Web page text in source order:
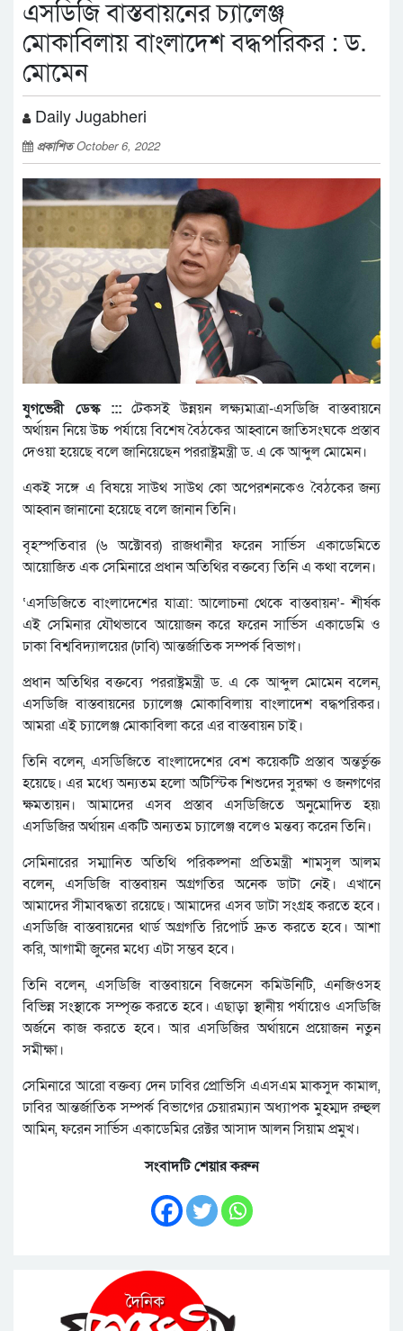
এসডিজি বাস্তবায়নের চ্যালেঞ্জ
মোকাবিলায় বাংলাদেশ বদ্ধপরিকর : ড.
মোমেন
Daily Jugabheri
প্রকাশিতOctober 6, 2022
যুগভেরী ডেস্ক ::: টেকসই উন্নয়ন লক্ষ্যমাত্রা-এসডিজি বাস্তবায়নে
অর্থায়ন নিয়ে উচ্চ পর্যায়ে বিশেষ বৈঠকের আহ্বানে জাতিসংঘকে প্রস্তাব
দেওয়া হয়েছে বলে জানিয়েছেন পররাষ্ট্রমন্ত্রী ড. এ কে আব্দুল মোমেন।
একই সঙ্গে এ বিষয়ে সাউথ সাউথ কো অপেরশনকেও বৈঠকের জন্য
আহ্বান জানানো হয়েছে বলে জানান তিনি।
বৃহস্পতিবার (৬ অক্টোবর) রাজধানীর ফরেন সার্ভিস একাডেমিতে
আয়োজিত এক সেমিনারে প্রধান অতিথির বক্তব্যে তিনি এ কথা বলেন।
‘এসডিজিতে বাংলাদেশের যাত্রা: আলোচনা থেকে বাস্তবায়ন’- শীর্ষক
এই সেমিনার যৌথভাবে আয়োজন করে ফরেন সার্ভিস একাডেমি ও
ঢাকা বিশ্ববিদ্যালয়ের (ঢাবি) আন্তর্জাতিক সম্পর্ক বিভাগ।
প্রধান অতিথির বক্তব্যে পররাষ্ট্রমন্ত্রী ড. এ কে আব্দুল মোমেন বলেন,
এসডিজি বাস্তবায়নের চ্যালেঞ্জ মোকাবিলায় বাংলাদেশ বদ্ধপরিকর।
আমরা এই চ্যালেঞ্জ মোকাবিলা করে এর বাস্তবায়ন চাই।
তিনি বলেন, এসডিজিতে বাংলাদেশের বেশ কয়েকটি প্রস্তাব অন্তর্ভুক্ত
হয়েছে। এর মধ্যে অন্যতম হলো অটিস্টিক শিশুদের সুরক্ষা ও জনগণের
ক্ষমতায়ন। আমাদের এসব প্রস্তাব এসডিজিতে অনুমোদিত হয়৷
এসডিজির অর্থায়ন একটি অন্যতম চ্যালেঞ্জ বলেও মন্তব্য করেন তিনি।
সেমিনারের সম্মানিত অতিথি পরিকল্পনা প্রতিমন্ত্রী শামসুল আলম
বলেন, এসডিজি বাস্তবায়ন অগ্রগতির অনেক ডাটা নেই। এখানে
আমাদের সীমাবদ্ধতা রয়েছে। আমাদের এসব ডাটা সংগ্রহ করতে হবে।
এসডিজি বাস্তবায়নের থার্ড অগ্রগতি রিপোর্ট দ্রুত করতে হবে। আশা
করি, আগামী জুনের মধ্যে এটা সম্ভব হবে।
তিনি বলেন, এসডিজি বাস্তবায়নে বিজনেস কমিউনিটি, এনজিওসহ
বিভিন্ন সংস্থাকে সম্পৃক্ত করতে হবে। এছাড়া স্থানীয় পর্যায়েও এসডিজি
অর্জনে কাজ করতে হবে। আর এসডিজির অর্থায়নে প্রয়োজন নতুন
সমীক্ষা।
সেমিনারে আরো বক্তব্য দেন ঢাবির প্রোভিসি এএসএম মাকসুদ কামাল,
ঢাবির আন্তর্জাতিক সম্পর্ক বিভাগের চেয়ারম্যান অধ্যাপক মুহম্মদ রুহুল
আমিন, ফরেন সার্ভিস একাডেমির রেক্টর আসাদ আলন সিয়াম প্রমুখ।
সংবাদটি শেয়ার করুন